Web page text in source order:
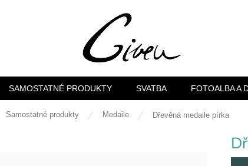
SAMOSTATNÉ PRODUKTY SVATBA FOTOALBA A
Samostatné produkty Medaile Dřevěná medaile pírka